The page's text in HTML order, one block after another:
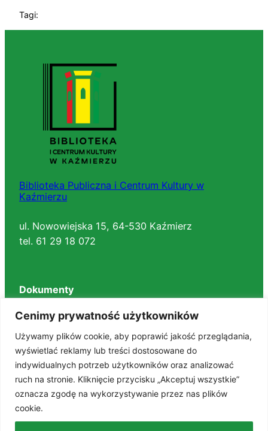
Cenimy prywatność użytkowników
Używamy plików cookie, aby poprawić jakość przeglądania,
wyświetlać reklamy lub treści dostosowane do
indywidualnych potrzeb użytkowników oraz analizować
ruch na stronie. Kliknięcie przycisku „Akceptuj wszystkie”
oznacza zgodę na wykorzystywanie przez nas plików
cookie.
Tagi:
Biblioteka Publiczna i Centrum Kultury w
Kaźmierzu
ul. Nowowiejska 15, 64-530 Kaźmierz
tel. 61 29 18 072
Dokumenty
Regulaminy
BIP
RODO
Polityka prywatności
STANDARDY OCHRONY MAŁOLETNICH